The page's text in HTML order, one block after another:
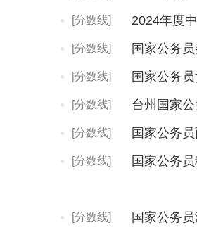
[分数线]
[分数线] 国家公务
[分数线] 国家公务
[分数线] 台州国家
[分数线] 国家公务
[分数线] 国家公务
[分数线] 国家公务